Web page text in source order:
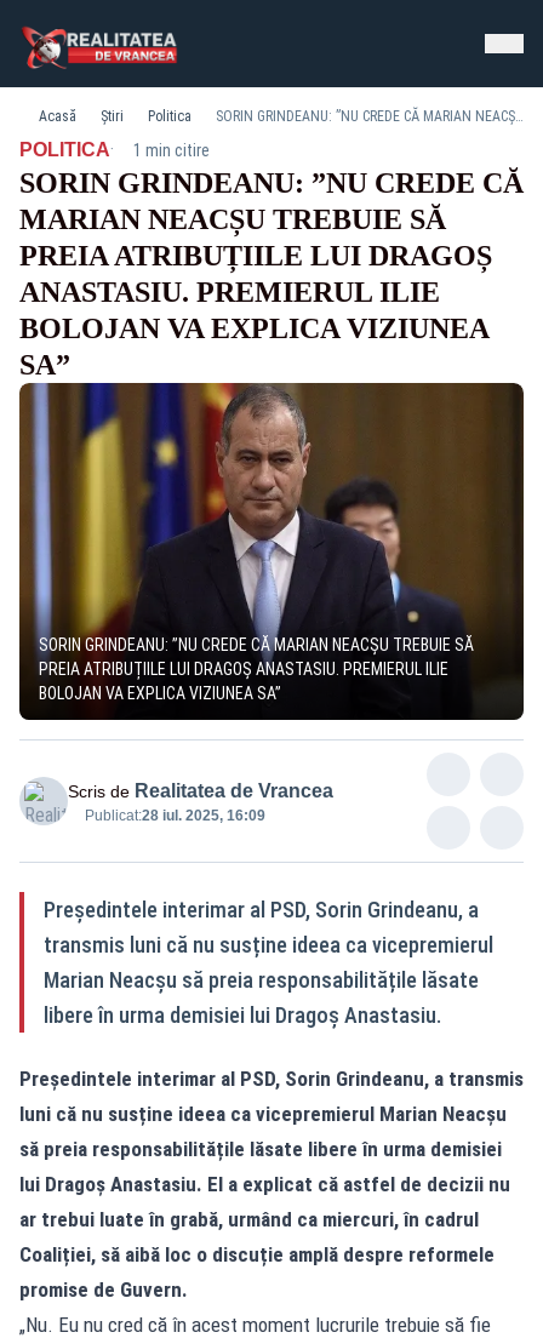
Acasă Știri Politica SORIN GRINDEANU: ”NU CREDE CĂ MARIAN NEACȘU TREBUIE SĂ PREIA ATRIBUȚIILE LUI DRAGOȘ ANASTASIU. PREMIERUL ILIE BOLOJAN VA EXPLICA VIZIUNEA SA”
POLITICA· 1 min citire
SORIN GRINDEANU: ”NU CREDE CĂ
MARIAN NEACȘU TREBUIE SĂ
PREIA ATRIBUȚIILE LUI DRAGOȘ
ANASTASIU. PREMIERUL ILIE
BOLOJAN VA EXPLICA VIZIUNEA
SA”
SORIN GRINDEANU: ”NU CREDE CĂ MARIAN NEACȘU TREBUIE SĂ
PREIA ATRIBUȚIILE LUI DRAGOȘ ANASTASIU. PREMIERUL ILIE
BOLOJAN VA EXPLICA VIZIUNEA SA”
Scris de Realitatea de Vrancea
Publicat:28 iul. 2025, 16:09
Președintele interimar al PSD, Sorin Grindeanu, a
transmis luni că nu susține ideea ca vicepremierul
Marian Neacșu să preia responsabilitățile lăsate
libere în urma demisiei lui Dragoș Anastasiu.
Președintele interimar al PSD, Sorin Grindeanu, a transmis
luni că nu susține ideea ca vicepremierul Marian Neacșu
să preia responsabilitățile lăsate libere în urma demisiei
lui Dragoș Anastasiu. El a explicat că astfel de decizii nu
ar trebui luate în grabă, urmând ca miercuri, în cadrul
Coaliției, să aibă loc o discuție amplă despre reformele
promise de Guvern.
„Nu. Eu nu cred că în acest moment lucrurile trebuie să fie